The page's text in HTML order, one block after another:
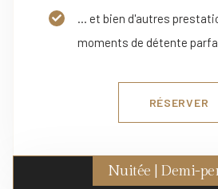
... et bien d'autres
moments de détente
RÉSERVER
Nuitée | Demi-